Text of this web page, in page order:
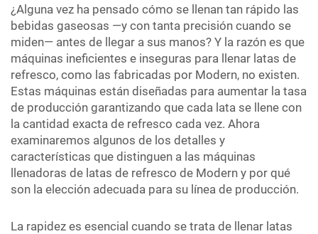
Llenado Y Empaque
Acerca
Vídeo
Contacto
Sitio RU
¿Alguna vez ha pensado cómo se llenan tan rápido las
bebidas gaseosas —y con tanta precisión cuando se
miden— antes de llegar a sus manos? Y la razón es que
máquinas ineficientes e inseguras para llenar latas de
refresco, como las fabricadas por Modern, no existen.
Estas máquinas están diseñadas para aumentar la tasa
de producción garantizando que cada lata se llene con
la cantidad exacta de refresco cada vez. Ahora
examinaremos algunos de los detalles y
características que distinguen a las máquinas
llenadoras de latas de refresco de Modern y por qué
son la elección adecuada para su línea de producción.
La rapidez es esencial cuando se trata de llenar latas